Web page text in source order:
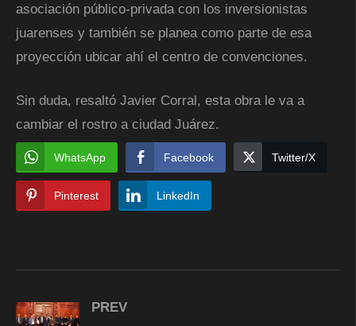
asociación público-privada con los inversionistas
juarenses y también se planea como parte de esa
proyección ubicar ahí el centro de convenciones.
Sin duda, resaltó Javier Corral, esta obra le va a
cambiar el rostro a ciudad Juárez.
WhatsApp Facebook Twitter/X
Pinterest LinkedIn
PREV